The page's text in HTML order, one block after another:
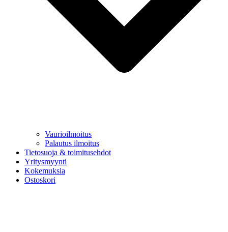
Vaurioilmoitus
Palautus ilmoitus
Tietosuoja & toimitusehdot
Yritysmyynti
Kokemuksia
Ostoskori